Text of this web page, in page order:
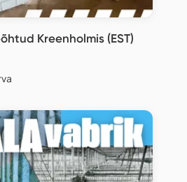
Kreenholmis (EST)